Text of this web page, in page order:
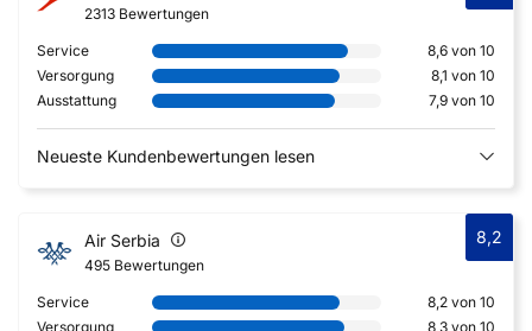
2313 Bewertungen
Service
8,6 von 10
Versorgung
8,1 von 10
Ausstattung
7,9 von 10
Neueste Kundenbewertungen lesen
Air Serbia
495 Bewertungen
8,2
Service
8,2 von 10
Versorgung
8,3 von 10